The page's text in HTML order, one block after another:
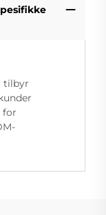
tilbyr
for